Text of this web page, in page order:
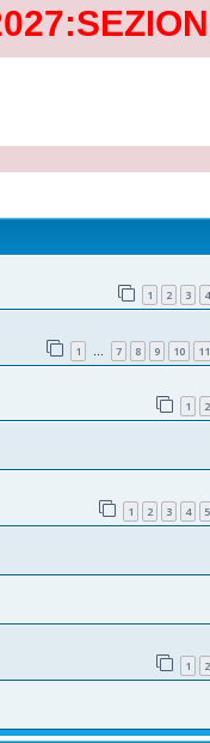
1 2 3 4
1 … 7 8 9 10 11
1 2
1 2 3 4 5
1 2